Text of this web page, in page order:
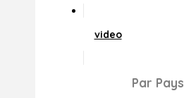
video
Par Pays